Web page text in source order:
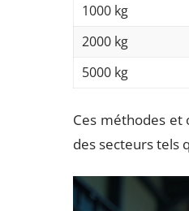
1000 kg
2000 kg
5000 kg
Ces méthodes et
des secteurs tels